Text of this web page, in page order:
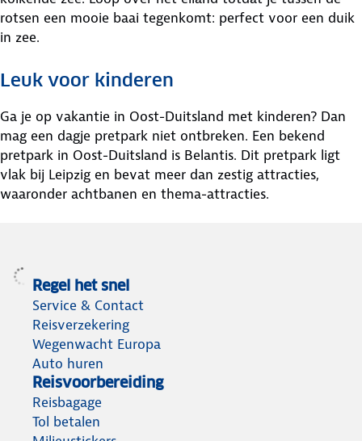
rotsen een mooie baai tegenkomt: perfect voor een duik
in zee.
Leuk voor kinderen
Ga je op vakantie in Oost-Duitsland met kinderen? Dan
mag een dagje pretpark niet ontbreken. Een bekend
pretpark in Oost-Duitsland is Belantis. Dit pretpark ligt
vlak bij Leipzig en bevat meer dan zestig attracties,
waaronder achtbanen en thema-attracties.
Regel het snel
Service & Contact
Reisverzekering
Wegenwacht Europa
Auto huren
Reisvoorbereiding
Reisbagage
Tol betalen